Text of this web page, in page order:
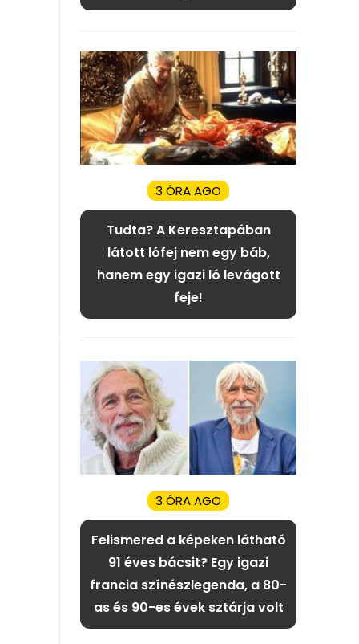
3 ÓRA AGO
Tudta? A Keresztapában
látott lófej nem egy báb,
hanem egy igazi ló levágott
feje!
3 ÓRA AGO
Felismered a képeken látható
91 éves bácsit? Egy igazi
francia színészlegenda, a 80-
as és 90-es évek sztárja volt